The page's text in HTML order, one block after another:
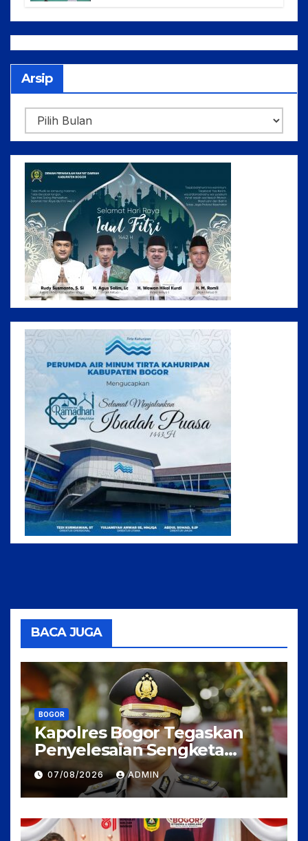
Arsip
Arsip
BACA JUGA
BOGOR
Kapolres Bogor Tegaskan
Penyelesaian Sengketa
Tanah Tamansari Harus
Lewat Jalur Hukum Damai
07/08/2026 ADMIN